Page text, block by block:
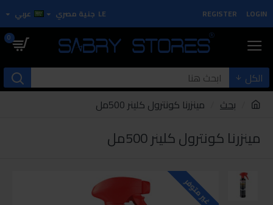
LOGIN
REGISTER
LE جنية مصري عربي
0
الكل
بحث
مينزرنا كونترول كلينر 500مل
مينزرنا كونترول كلينر 500مل
غير متوفر